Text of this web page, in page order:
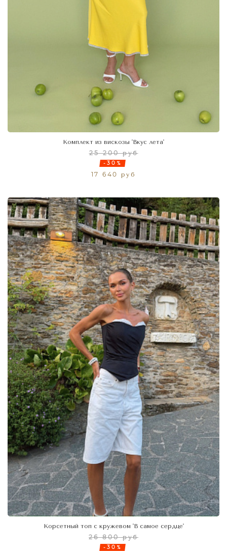
Комплект из вискозы 'Вкус лета'
25 200 руб
-30%
17 640 руб
Корсетный топ с кружевом 'В самое сердце'
26 800 руб
-30%